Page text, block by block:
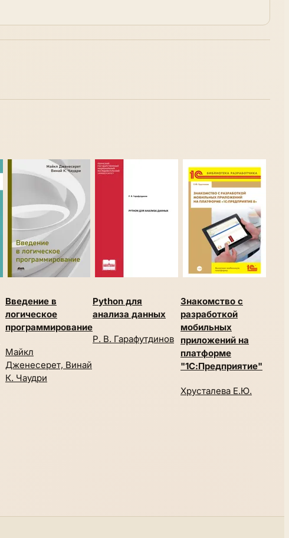
Введение в
логическое
программирование
Майкл
Дженесерет, Винай
К. Чаудри
Python для
анализа данных
Р. В. Гарафутдинов
Знакомство с
разработкой
мобильных
приложений на
платформе
"1С:Предприятие"
Хрусталева Е.Ю.